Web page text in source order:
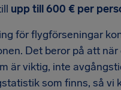
upp till 600 € per
för flygförseningar
Det beror på att
är viktig, inte
som finns, så vi